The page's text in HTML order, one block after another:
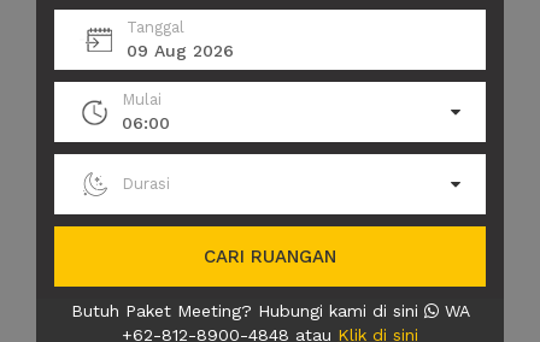
Tanggal
09 Aug 2026
Mulai
06:00
Durasi
CARI RUANGAN
Butuh Paket Meeting? Hubungi kami di sini
WA
+62-812-8900-4848 atau Klik di sini